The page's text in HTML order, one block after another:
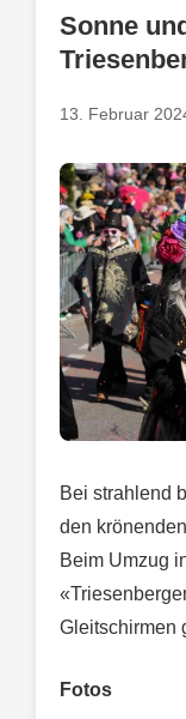
Sonne
13. Februar
Bei strahlend
den
Beim Umzug
Gleitschirmen
Fotos